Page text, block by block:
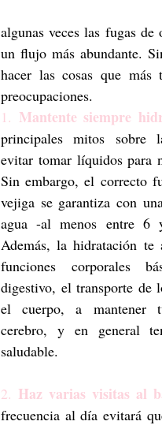
algunas veces las fugas
un flujo más abundante.
hacer las cosas que
preocupaciones.
1. Mantente siempre
principales mitos sobre
evitar tomar líquidos para
Sin embargo, el correcto
vejiga se garantiza con
agua -al menos entre
Además, la hidratación te
funciones corporales
digestivo, el transporte de
el cuerpo, a mantener
cerebro, y en general
saludable.
2. Haz varias visitas al
frecuencia al día evitará